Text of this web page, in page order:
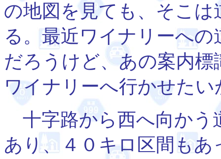
の地図を見ても、そこ
る。最近ワイナリーへ
だろうけど、あの案内
ワイナリーへ行かせたい
十字路から西へ向かう
あり、４０キロ区間も